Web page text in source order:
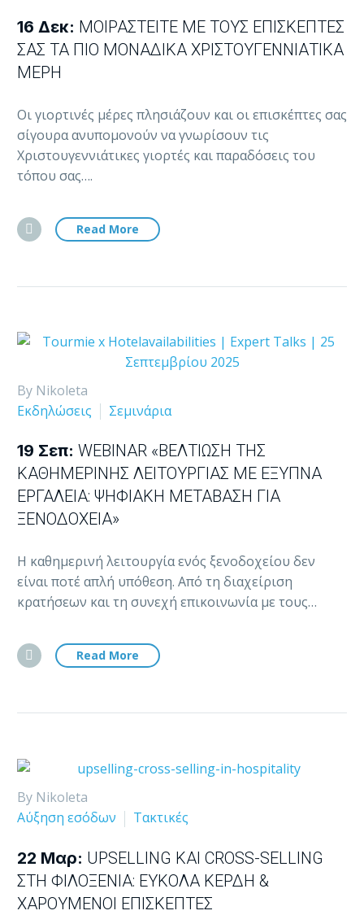
16 Δεκ: ΜΟΙΡΑΣΤΕΊΤΕ ΜΕ ΤΟΥΣ ΕΠΙΣΚΈΠΤΕΣ
ΣΑΣ ΤΑ ΠΙΟ ΜΟΝΑΔΙΚΆ ΧΡΙΣΤΟΥΓΕΝΝΙΆΤΙΚΑ
ΜΈΡΗ
Οι γιορτινές μέρες πλησιάζουν και οι επισκέπτες σας
σίγουρα ανυπομονούν να γνωρίσουν τις
Χριστουγεννιάτικες γιορτές και παραδόσεις του
τόπου σας….
Read More
By Nikoleta
Εκδηλώσεις
Σεμινάρια
19 Σεπ: WEBINAR «ΒΕΛΤΊΩΣΗ ΤΗΣ
ΚΑΘΗΜΕΡΙΝΉΣ ΛΕΙΤΟΥΡΓΊΑΣ ΜΕ ΈΞΥΠΝΑ
ΕΡΓΑΛΕΊΑ: ΨΗΦΙΑΚΉ ΜΕΤΆΒΑΣΗ ΓΙΑ
ΞΕΝΟΔΟΧΕΊΑ»
Η καθημερινή λειτουργία ενός ξενοδοχείου δεν
είναι ποτέ απλή υπόθεση. Από τη διαχείριση
κρατήσεων και τη συνεχή επικοινωνία με τους…
Read More
By Nikoleta
Αύξηση εσόδων
Τακτικές
22 Μαρ: UPSELLING ΚΑΙ CROSS-SELLING
ΣΤΗ ΦΙΛΟΞΕΝΊΑ: ΕΎΚΟΛΑ ΚΈΡΔΗ &
ΧΑΡΟΎΜΕΝΟΙ ΕΠΙΣΚΈΠΤΕΣ